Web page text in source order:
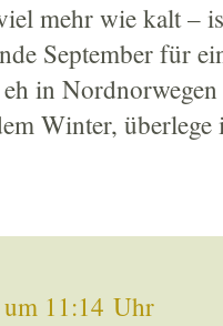
mehr wie kalt –
September für
in
Winter,
11:14 Uhr